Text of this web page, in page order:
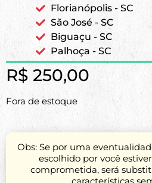
Florianópolis - SC
São José - SC
Biguaçu - SC
Palhoça - SC
R$ 250,00
Fora de estoque
Obs: Se por uma
escolhido por você
comprometida, será